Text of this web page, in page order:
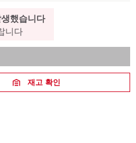
했습니다
니다
재고 확인